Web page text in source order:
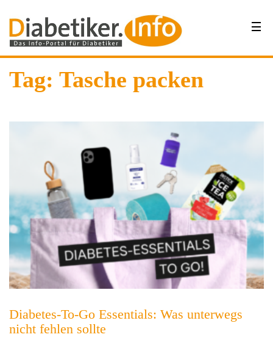
Tag: Tasche packen
Diabetes-To-Go Essentials: Was unterwegs
nicht fehlen sollte